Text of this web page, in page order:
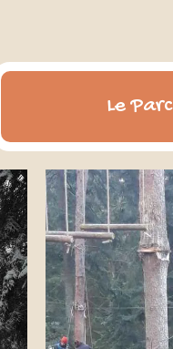
Le Parc